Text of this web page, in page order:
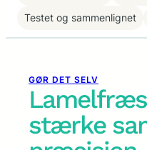
Testet og sammenlignet
GØR DET SELV
stærke